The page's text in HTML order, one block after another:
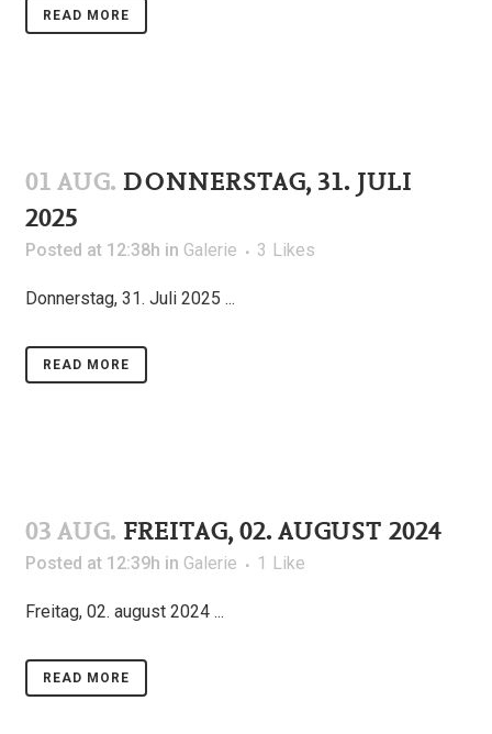
READ MORE
01 AUG. DONNERSTAG, 31. JULI
2025
Posted at 12:38h in Galerie 3 Likes
Donnerstag, 31. Juli 2025
READ MORE
03 AUG. FREITAG, 02. AUGUST 2024
Posted at 12:39h in Galerie 1 Like
Freitag, 02. august 2024
READ MORE